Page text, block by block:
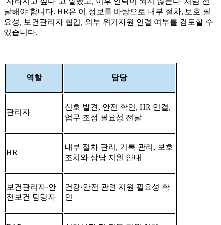
달해야 합니다. HR은 이 정보를 바탕으로 내부 절차, 보호 필
요성, 보건관리자 협업, 외부 위기자원 연결 여부를 검토할 수
있습니다.
역할 담당
관리자
신호 발견, 안전 확인, HR 연결,
업무 조정 필요성 전달
HR
내부 절차 관리, 기록 관리, 보호
조치와 상담 지원 안내
보건관리자·안
전보건 담당자
건강·안전 관련 지원 필요성 확
인